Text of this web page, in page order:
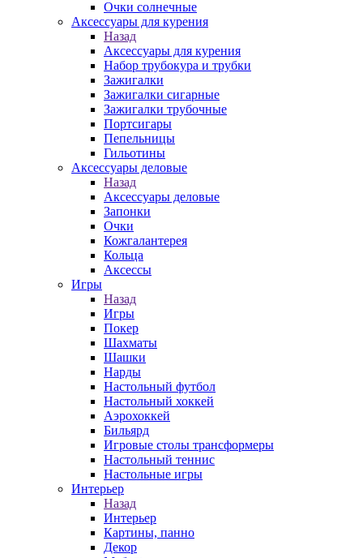
Очки солнечные
Аксессуары для курения
Назад
Аксессуары для курения
Набор трубокура и трубки
Зажигалки
Зажигалки сигарные
Зажигалки трубочные
Портсигары
Пепельницы
Гильотины
Аксессуары деловые
Назад
Аксессуары деловые
Запонки
Очки
Кожгалантерея
Кольца
Аксессы
Игры
Назад
Игры
Покер
Шахматы
Шашки
Нарды
Настольный футбол
Настольный хоккей
Аэрохоккей
Бильярд
Игровые столы трансформеры
Настольный теннис
Настольные игры
Интерьер
Назад
Интерьер
Картины, панно
Декор